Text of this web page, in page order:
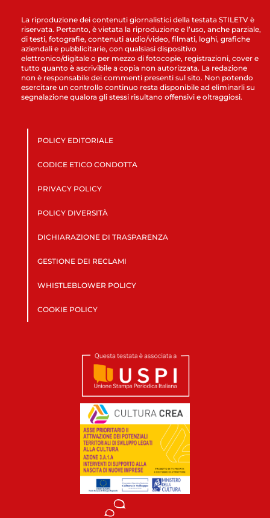
La riproduzione dei contenuti giornalistici della testata STILETV è
riservata. Pertanto, è vietata la riproduzione e l’uso, anche parziale,
di testi, fotografie, contenuti audio/video, filmati, loghi, grafiche
aziendali e pubblicitarie, con qualsiasi dispositivo
elettronico/digitale o per mezzo di fotocopie, registrazioni, cover e
tutto quanto è ascrivibile a copia non autorizzata. La redazione
non è responsabile dei commenti presenti sul sito. Non potendo
esercitare un controllo continuo resta disponibile ad eliminarli su
segnalazione qualora gli stessi risultano offensivi e oltraggiosi.
POLICY EDITORIALE
CODICE ETICO CONDOTTA
PRIVACY POLICY
POLICY DIVERSITÀ
DICHIARAZIONE DI TRASPARENZA
GESTIONE DEI RECLAMI
WHISTLEBLOWER POLICY
COOKIE POLICY